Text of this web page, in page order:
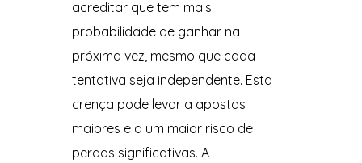
acreditar que tem mais
probabilidade de ganhar na
próxima vez, mesmo que cada
tentativa seja independente. Esta
crença pode levar a apostas
maiores e a um maior risco de
perdas significativas. A